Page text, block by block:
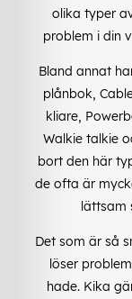
olika typer
problem i din
Bland annat
plånbok,
kliare,
Walkie talkie
bort den här
de ofta är
lättsam
Det som är så
löser
hade. Kika